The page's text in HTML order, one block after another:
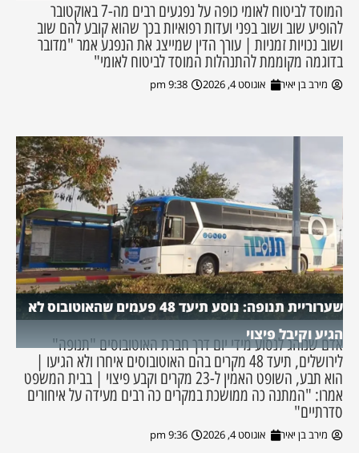
המוסד לביטוח לאומי כופה על נפגעים רבים מה-7 באוקטובר
להופיע שוב ושוב בפני ועדות רפואיות בכך שהוא קובע להם שוב
ושוב נכויות זמניות | עורך הדין שמייצג את הנפגע אמר "מדובר
בדוגמה מקוממת להתנהלות המוסד לביטוח לאומי"
מירב בן יאיר אוגוסט 4, 2026 9:38 pm
שערוריית תנופה: נוסע תיעד 48 פעמים שהאוטובוס לא
הגיע וקיבל פיצוי
אדם שנוהג לנסוע מידי יום דרך חברת האוטובוסים "תנופה"
לירושלים, תיעד 48 מקרים בהם האוטובוסים איחרו ולא הגיעו |
הוא תבע, השופט האמין ל-23 מקרים וקבע פיצוי | בבית המשפט
אמרו: "המתנה כה ממושכת במקרים כה רבים מעידה על איחורים
סדרתיים"
מירב בן יאיר אוגוסט 4, 2026 9:36 pm